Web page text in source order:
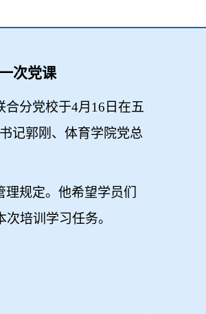
次党课
合分党校于4月 16 日在五
记郭刚、体育学院党总
规定。他希望学员们
培训学习任务。